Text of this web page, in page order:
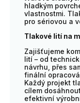
hladkým
vlastnostmi.
pro sériovou a
Tlakové lití na
Zajišťujeme
lití – od
návrhu, přes
finální
Každý projekt
cílem
efektivní